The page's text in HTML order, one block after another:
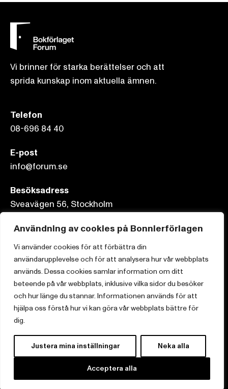
Användning av cookies på Bonnierförlagen
Vi använder cookies för att förbättra din
användarupplevelse och för att analysera hur vår webbplats
används. Dessa cookies samlar information om ditt
beteende på vår webbplats, inklusive vilka sidor du besöker
och hur länge du stannar. Informationen används för att
hjälpa oss förstå hur vi kan göra vår webbplats bättre för
dig.
Justera mina inställningar Neka alla
Acceptera alla
Vi brinner för starka berättelser och att
sprida kunskap inom aktuella ämnen.
Telefon
08-696 84 40
E-post
info@forum.se
Besöksadress
Sveavägen 56, Stockholm
Postadress
Box 3159, 103 63 Stockholm
Om Bonnierförlagen
Cookies
Integritetspolicy